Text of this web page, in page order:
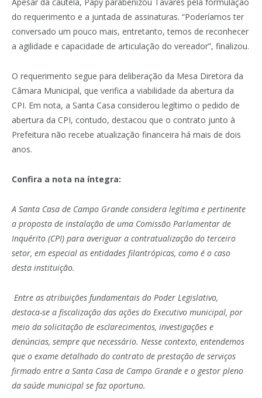
do requerimento e a juntada de assinaturas. “Poderíamos ter
conversado um pouco mais, entretanto, temos de reconhecer
a agilidade e capacidade de articulação do vereador”, finalizou.
O requerimento segue para deliberação da Mesa Diretora da
Câmara Municipal, que verifica a viabilidade da abertura da
CPI. Em nota, a Santa Casa considerou legítimo o pedido de
abertura da CPI, contudo, destacou que o contrato junto à
Prefeitura não recebe atualização financeira há mais de dois
anos.
Confira a nota na íntegra:
A Santa Casa de Campo Grande considera legítima e pertinente
a proposta de instalação de uma Comissão Parlamentar de
Inquérito (CPI) para averiguar a contratualização do terceiro
setor, em especial as entidades filantrópicas, como é o caso
desta instituição.
Entre as atribuições fundamentais do Poder Legislativo,
destaca-se a fiscalização das ações do Executivo municipal, por
meio da solicitação de esclarecimentos, investigações e
denúncias, sempre que necessário. Nesse contexto, entendemos
que o exame detalhado do contrato de prestação de serviços
firmado entre a Santa Casa de Campo Grande e o gestor pleno
da saúde municipal se faz oportuno.